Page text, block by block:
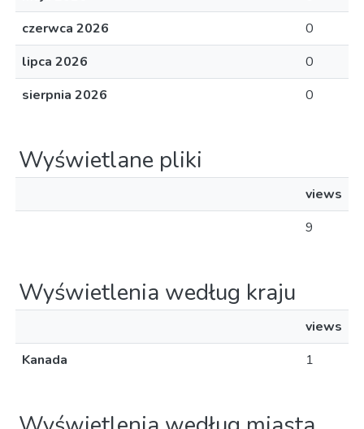
czerwca 2026
0
lipca 2026
0
sierpnia 2026
0
Wyświetlane pliki
views
9
Wyświetlenia według kraju
views
Kanada
1